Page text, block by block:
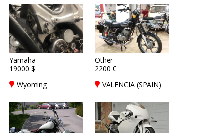
Yamaha
19000 $
Wyoming
Other
2200 €
VALENCIA (SPAIN)